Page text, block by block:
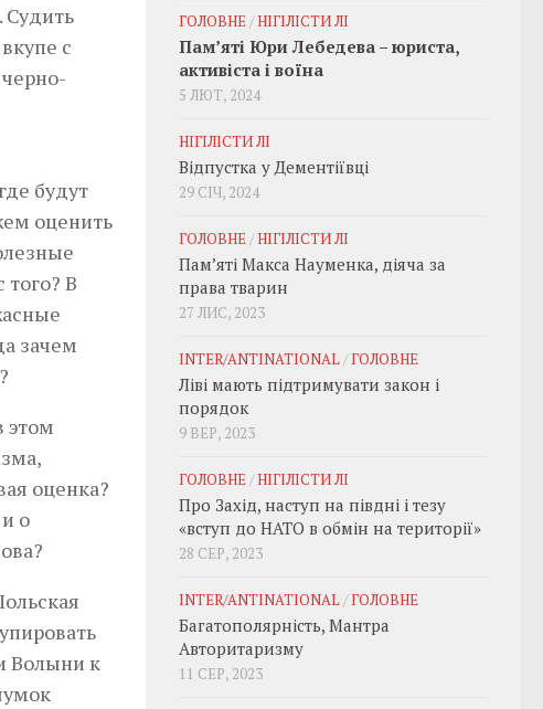
Судить
с
будут
оценить
В
зачем
этом
оценка?
о
Волыни к
ГОЛОВНЕ/НІГІЛІСТИ ЛІ
Пам’яті Юри Лебедева – юриста,
активіста і воїна
5 ЛЮТ, 2024
НІГІЛІСТИ ЛІ
Відпустка у Дементіївці
29 СІЧ, 2024
ГОЛОВНЕ/НІГІЛІСТИ ЛІ
Пам’яті Макса Науменка, діяча за
права тварин
27 ЛИС, 2023
INTER/ANTINATIONAL/ГОЛОВНЕ
Ліві мають підтримувати закон і
порядок
9 ВЕР, 2023
ГОЛОВНЕ/НІГІЛІСТИ ЛІ
Про Захід, наступ на півдні і тезу
«вступ до НАТО в обмін на території»
28 СЕР, 2023
INTER/ANTINATIONAL/ГОЛОВНЕ
Багатополярність, Мантра
Авторитаризму
11 СЕР, 2023